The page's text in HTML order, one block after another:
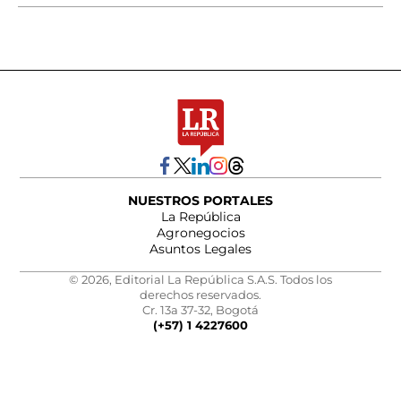
NUESTROS PORTALES
La República
Agronegocios
Asuntos Legales
© 2026, Editorial La República S.A.S. Todos los
derechos reservados.
Cr. 13a 37-32, Bogotá
(+57) 1 4227600